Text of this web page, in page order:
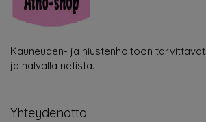
Kauneuden- ja hiustenhoitoon
ja halvalla netistä.
Yhteydenotto